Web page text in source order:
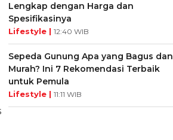
Lengkap dengan Harga dan
Spesifikasinya
Lifestyle | 12:40 WIB
Sepeda Gunung Apa yang Bagus dan
Murah? Ini 7 Rekomendasi Terbaik
untuk Pemula
Lifestyle | 11:11 WIB